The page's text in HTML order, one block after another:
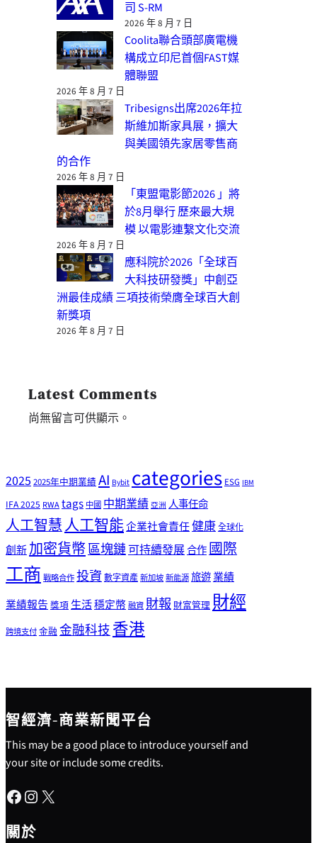
司 S-RM
2026 年 8 月 7 日
Coolita聯合頭部廣電機
構成立印尼首個FAST媒
體聯盟
2026 年 8 月 7 日
Tribesigns出席2026年拉
斯維加斯家具展，擴大
與美國領先家居零售商
的合作
2026 年 8 月 7 日
「東盟電影節2026 」將
於8月舉行 歷來最大規
模 以電影連繫文化交流
2026 年 8 月 7 日
應科院於2026「全球百
大科技研發獎」中創亞
洲最佳成績 三項技術榮膺全球百大創
新獎項
2026 年 8 月 7 日
Latest Comments
尚無留言可供顯示。
2025 2025年中期業績AI Bybitcategories ESG IBM
IFA 2025 RWAtags 中國 中期業績 亞洲 人事任命
人工智慧人工智能企業社會責任健康全球化
創新加密貨幣區塊鏈可持續發展合作國際
工商 戰略合作投資數字資產新加坡新能源旅遊業績
業績報告 獎項生活穩定幣融資 財報 財富管理 財經
跨境支付金融 金融科技 香港
智經濟-商業新聞平台
This may be a good place to introduce yourself and
your site or include some credits.
Facebook Instagram X
關於